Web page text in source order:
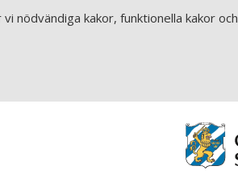
nödvändiga kakor, funktionella kakor och